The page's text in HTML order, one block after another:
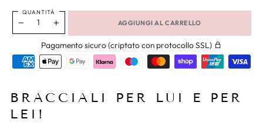
QUANTITÀ
+
AGGIUNGI AL CARRELLO
Pagamento sicuro (criptato con protocollo SSL)
BRACCIALI PER LUI E PER
LEI!